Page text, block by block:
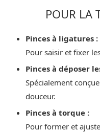
POUR LA
Pinces à ligatures :
Pour saisir et fixer
Pinces à déposer
Spécialement
douceur.
Pinces à torque :
Pour former et